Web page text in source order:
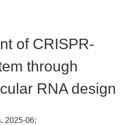
of CRISPR-
through
RNA design
2025-06;